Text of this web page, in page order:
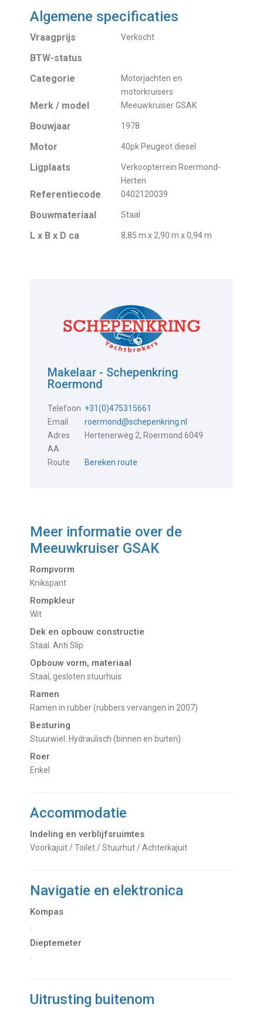
Algemene specificaties
Vraagprijs Verkocht
BTW-status
Categorie
Motorjachten en
motorkruisers
Merk / model Meeuwkruiser GSAK
Bouwjaar 1978
Motor 40pk Peugeot diesel
Ligplaats
Verkoopterrein Roermond-
Herten
Referentiecode 0402120039
Bouwmateriaal Staal
L x B x D ca 8,85 m x 2,90 m x 0,94 m
Makelaar - Schepenkring
Roermond
Telefoon +31(0)475315661
Email
roermond@schepenkring.nl
Adres
Hertenerweg 2, Roermond 6049
AA
Route
Bereken route
Meer informatie over de
Meeuwkruiser GSAK
Rompvorm
Knikspant
Rompkleur
Wit
Dek en opbouw constructie
Staal. Anti Slip
Opbouw vorm, materiaal
Staal, gesloten stuurhuis
Ramen
Ramen in rubber (rubbers vervangen in 2007)
Besturing
Stuurwiel. Hydraulisch (binnen en buiten)
Roer
Enkel
Accommodatie
Indeling en verblijfsruimtes
Voorkajuit / Toilet / Stuurhut / Achterkajuit
Navigatie en elektronica
Kompas
Dieptemeter
Uitrusting buitenom